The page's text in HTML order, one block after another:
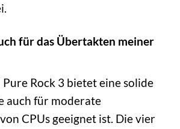
für das Übertakten meiner
Rock 3 bietet eine solide
auch für moderate
CPUs geeignet ist. Die vier